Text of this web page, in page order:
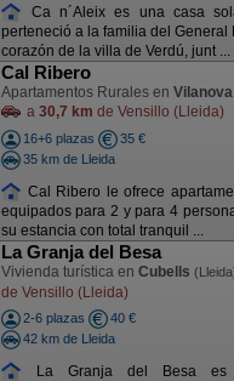
Ca n´Aleix es una casa
perteneció a la familia del General
corazón de la villa de Verdú, junt ...
Cal Ribero
Apartamentos Rurales en Vilanova
a 30,7 km de Vensillo (Lleida)
16+6 plazas
35 €
35 km de Lleida
Cal Ribero le ofrece
equipados para 2 y para 4
su estancia con total tranquil ...
La Granja del Besa
Vivienda turística en Cubells
de Vensillo (Lleida)
2-6 plazas
40 €
42 km de Lleida
La Granja del Besa es